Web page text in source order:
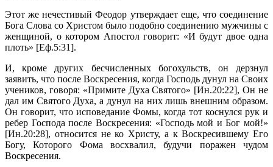
Этот же нечестивый Феодор утверждает еще, что соединение
Бога Слова со Христом было подобно соединению мужчины с
женщиной, о котором Апостол говорит: «И будут двое одна
плоть» [Еф.5:31].
И, кроме других бесчисленных богохульств, он дерзнул
заявить, что после Воскресения, когда Господь дунул на Своих
учеников, говоря: «Примите Духа Святого» [Ин.20:22], Он не
дал им Святого Духа, а дунул на них лишь внешним образом.
Он говорит, что исповедание Фомы, когда тот коснулся рук и
ребер Господа после Воскресения: «Господь мой и Бог мой!»
[Ин.20:28], относится не ко Христу, а к Воскресившему Его
Богу, Которого Фома восхвалил, будучи поражен чудом
Воскресения.